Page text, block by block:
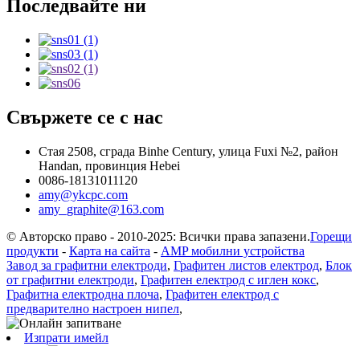
Последвайте ни
Свържете се с нас
Стая 2508, сграда Binhe Century, улица Fuxi №2, район
Handan, провинция Hebei
0086-18131011120
amy@ykcpc.com
amy_graphite@163.com
© Авторско право - 2010-2025: Всички права запазени.Горещи
продукти - Карта на сайта - AMP мобилни устройства
Завод за графитни електроди, Графитен листов електрод, Блок
от графитни електроди, Графитен електрод с иглен кокс,
Графитна електродна плоча, Графитен електрод с
предварително настроен нипел,
Изпрати имейл